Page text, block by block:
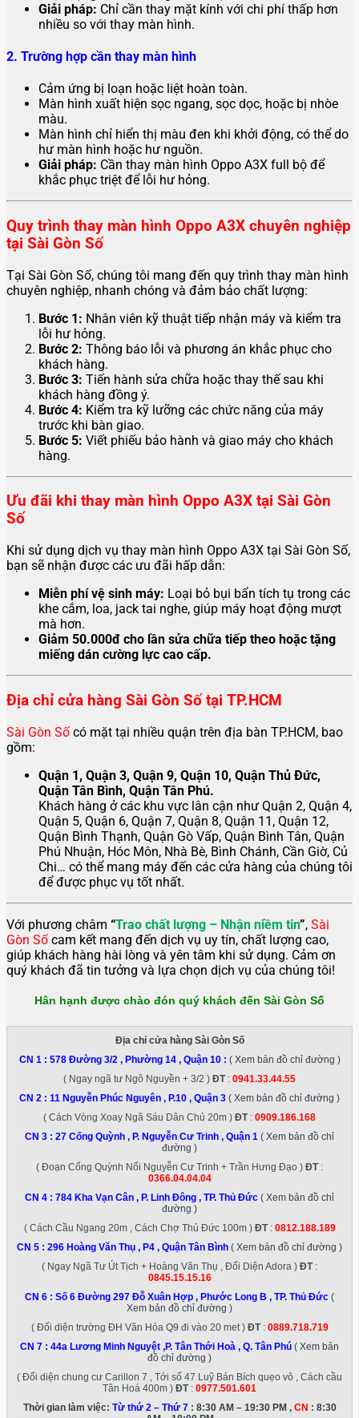
Giải pháp: Chỉ cần thay mặt kính với chi phí thấp hơn
nhiều so với thay màn hình.
2. Trường hợp cần thay màn hình
Cảm ứng bị loạn hoặc liệt hoàn toàn.
Màn hình xuất hiện sọc ngang, sọc dọc, hoặc bị nhòe
màu.
Màn hình chỉ hiển thị màu đen khi khởi động, có thể do
hư màn hình hoặc hư nguồn.
Giải pháp: Cần thay màn hình Oppo A3X full bộ để
khắc phục triệt để lỗi hư hỏng.
Quy trình thay màn hình Oppo A3X chuyên nghiệp
tại Sài Gòn Số
Tại Sài Gòn Số, chúng tôi mang đến quy trình thay màn hình
chuyên nghiệp, nhanh chóng và đảm bảo chất lượng:
Bước 1: Nhân viên kỹ thuật tiếp nhận máy và kiểm tra
lỗi hư hỏng.
Bước 2: Thông báo lỗi và phương án khắc phục cho
khách hàng.
Bước 3: Tiến hành sửa chữa hoặc thay thế sau khi
khách hàng đồng ý.
Bước 4: Kiểm tra kỹ lưỡng các chức năng của máy
trước khi bàn giao.
Bước 5: Viết phiếu bảo hành và giao máy cho khách
hàng.
Ưu đãi khi thay màn hình Oppo A3X tại Sài Gòn
Số
Khi sử dụng dịch vụ thay màn hình Oppo A3X tại Sài Gòn Số,
bạn sẽ nhận được các ưu đãi hấp dẫn:
Miễn phí vệ sinh máy: Loại bỏ bụi bẩn tích tụ trong các
khe cắm, loa, jack tai nghe, giúp máy hoạt động mượt
mà hơn.
Giảm 50.000đ cho lần sửa chữa tiếp theo hoặc tặng
miếng dán cường lực cao cấp.
Địa chỉ cửa hàng Sài Gòn Số tại TP.HCM
Sài Gòn Sốcó mặt tại nhiều quận trên địa bàn TP.HCM, bao
gồm:
Quận 1, Quận 3, Quận 9, Quận 10, Quận Thủ Đức,
Quận Tân Bình, Quận Tân Phú.
Khách hàng ở các khu vực lân cận như Quận 2, Quận 4,
Quận 5, Quận 6, Quận 7, Quận 8, Quận 11, Quận 12,
Quận Bình Thạnh, Quận Gò Vấp, Quận Bình Tân, Quận
Phú Nhuận, Hóc Môn, Nhà Bè, Bình Chánh, Cần Giờ, Củ
Chi… có thể mang máy đến các cửa hàng của chúng tôi
để được phục vụ tốt nhất.
Với phương châm “Trao chất lượng – Nhận niềm tin”, Sài
Gòn Sốcam kết mang đến dịch vụ uy tín, chất lượng cao,
giúp khách hàng hài lòng và yên tâm khi sử dụng. Cảm ơn
quý khách đã tin tưởng và lựa chọn dịch vụ của chúng tôi!
Hân hạnh được chào đón quý khách đến Sài Gòn Số
Địa chỉ cửa hàng Sài Gòn Số
CN 1 : 578 Đường 3/2 , Phường 14 , Quận 10: ( Xem bản đồ chỉ đường )
( Ngay ngã tư Ngô Nguyền + 3/2 ) ĐT: 0941.33.44.55
CN 2 : 11 Nguyễn Phúc Nguyên , P.10 , Quận 3 ( Xem bản đồ chỉ đường )
( Cách Vòng Xoay Ngã Sáu Dân Chủ 20m ) ĐT: 0909.186.168
CN 3 : 27 Cống Quỳnh , P. Nguyễn Cư Trinh , Quận 1 ( Xem bản đồ chỉ
đường )
( Đoạn Cống Quỳnh Nối Nguyễn Cư Trinh + Trần Hưng Đạo ) ĐT:
0366.04.04.04
CN 4 : 784 Kha Vạn Cân , P. Linh Đông , TP. Thủ Đức ( Xem bản đồ chỉ
đường )
( Cách Cầu Ngang 20m , Cách Chợ Thủ Đức 100m ) ĐT: 0812.188.189
CN 5 : 296 Hoàng Văn Thụ , P4 , Quận Tân Bình ( Xem bản đồ chỉ đường )
( Ngay Ngã Tư Út Tịch + Hoàng Văn Thụ , Đối Diện Adora ) ĐT:
0845.15.15.16
CN 6 : Số 6 Đường 297 Đỗ Xuân Hợp , Phước Long B , TP. Thủ Đức (
Xem bản đồ chỉ đường )
( Đối diện trường ĐH Văn Hóa Q9 đi vào 20 met ) ĐT: 0889.718.719
CN 7 : 44a Lương Minh Nguyệt ,P. Tân Thới Hoà , Q. Tân Phú ( Xem bản
đồ chỉ đường )
( Đối diện chung cư Carillon 7 , Tới số 47 Luỹ Bán Bích quẹo vô , Cách cầu
Tân Hoá 400m ) ĐT: 0977.501.601
Thời gian làm việc: Từ thứ 2 – Thứ 7: 8:30 AM – 19:30 PM , CN : 8:30